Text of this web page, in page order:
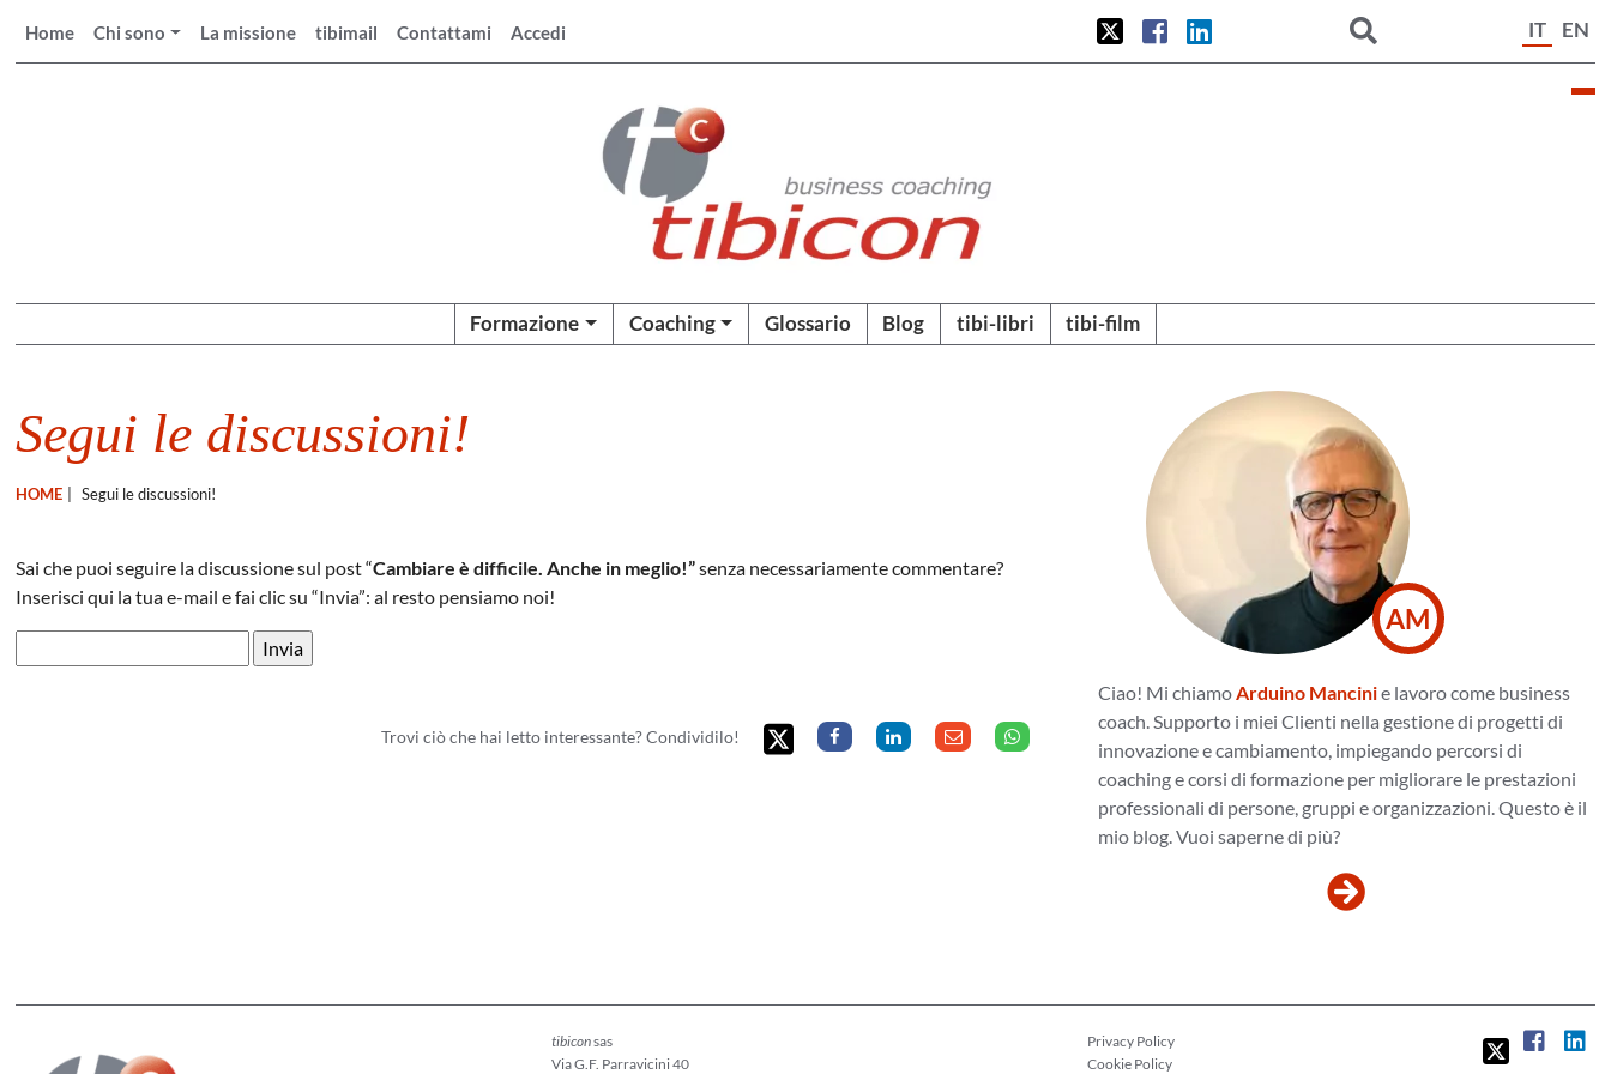
Home Chi sono La missione tibimail Contattami Accedi IT EN
Formazione Coaching Glossario Blog tibi-libri tibi-film
Segui le discussioni!
HOME Segui le discussioni!
Sai che puoi seguire la discussione sul post “Cambiare è difficile. Anche in meglio!”senza necessariamente commentare?
Inserisci qui la tua e-mail e fai clic su “Invia”: al resto pensiamo noi!
Trovi ciò che hai letto interessante? Condividilo!
AM
Ciao! Mi chiamoArduino Mancinie lavoro come business
coach. Supporto i miei Clienti nella gestione di progetti di
innovazione e cambiamento, impiegando percorsi di
coaching e corsi di formazione per migliorare le prestazioni
professionali di persone, gruppi e organizzazioni. Questo è il
mio blog. Vuoi saperne di più?
tibiconsas
Via G.F. Parravicini 40
Privacy Policy
Cookie Policy